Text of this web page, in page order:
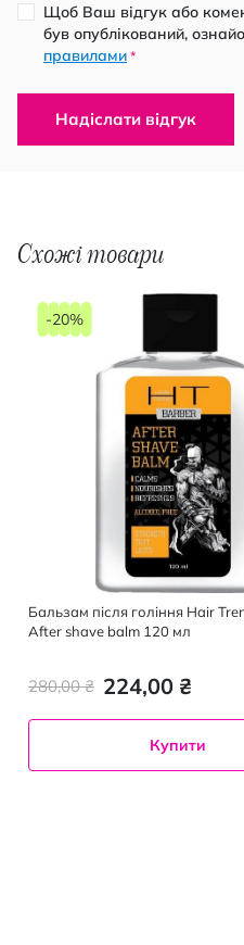
Щоб Ваш відгук або
був опублікований,
правилами *
Надіслати відгук
Схожі товари
Бальзам після гоління Hair
After shave balm 120 мл
224,00 ₴
280,00 ₴
-20%
Купити